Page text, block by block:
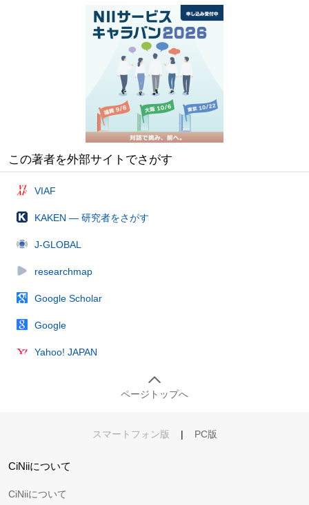
この著者を外部サイトでさがす
VIAF
KAKEN — 研究者をさがす
J-GLOBAL
researchmap
Google Scholar
Google
Yahoo! JAPAN
ページトップへ
スマートフォン版 | PC版
CiNiiについて
CiNiiについて